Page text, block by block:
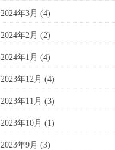
2024年3月 (4)
2024年2月 (2)
2024年1月 (4)
2023年12月 (4)
2023年11月 (3)
2023年10月 (1)
2023年9月 (3)